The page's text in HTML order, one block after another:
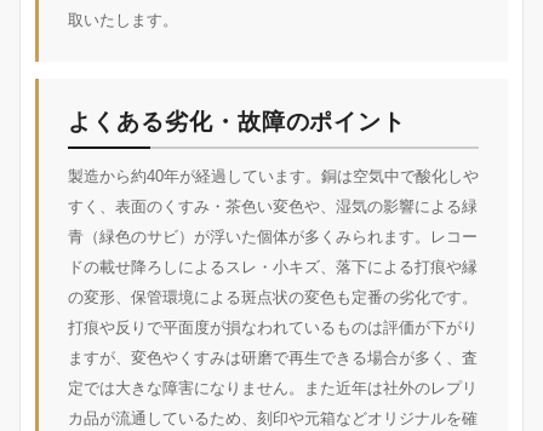
取いたします。
よくある劣化・故障のポイント
製造から約40年が経過しています。銅は空気中で酸化しや
すく、表面のくすみ・茶色い変色や、湿気の影響による緑
青（緑色のサビ）が浮いた個体が多くみられます。レコー
ドの載せ降ろしによるスレ・小キズ、落下による打痕や縁
の変形、保管環境による斑点状の変色も定番の劣化です。
打痕や反りで平面度が損なわれているものは評価が下がり
ますが、変色やくすみは研磨で再生できる場合が多く、査
定では大きな障害になりません。また近年は社外のレプリ
カ品が流通しているため、刻印や元箱などオリジナルを確